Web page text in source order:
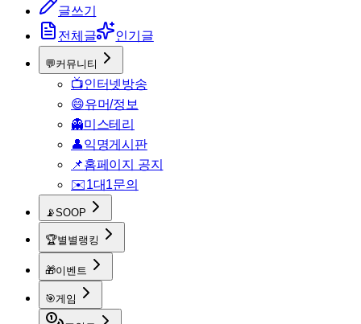
글쓰기
전체글
인기글
💬커뮤니티
📺인터넷방송
😄유머/정보
👻미스테리
👤익명게시판
📌홈페이지 공지
✉️1대1문의
📡SOOP
🏆별별랭킹
🎁이벤트
🎯게임